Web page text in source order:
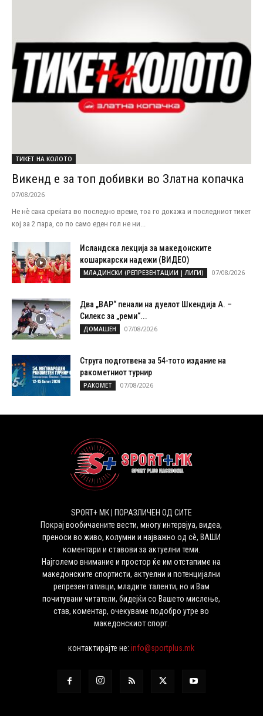
ТИКЕТ НА КОЛОТО
Викенд е за топ добивки во Златна копачка
07/08/2026
Не нѐ сака среќата во последно време, тоа го докажа и последниот тикет
кој за 2 пара, со по само еден гол не ни...
Исландска лекција за македонските
кошаркарски надежи (ВИДЕО)
МЛАДИНСКИ (РЕПРЕЗЕНТАЦИИ | ЛИГИ) 07/08/2026
Два „ВАР“ пенали на дуелот Шкендија А. –
Силекс за „реми“...
ДОМАШЕН 07/08/2026
Струга подготвена за 54-тото издание на
ракометниот турнир
РАКОМЕТ 07/08/2026
SPORT+ MK | ПОРАЗЛИЧЕН ОД СИТЕ
Покрај вообичаените вести, многу интервјуа, видеа,
преноси во живо, колумни и најважно од сѐ, ВАШИ
коментари и ставови за актуелни теми.
Најголемо внимание и простор ќе им отстапиме на
македонските спортисти, актуелни и потенцијални
репрезентативци, младите таленти, но и Вам
почитувани читатели, бидејќи со Вашето мислење,
став, коментар, очекуваме подобро утре во
македонскиот спорт.
контактирајте не:info@sportplus.mk